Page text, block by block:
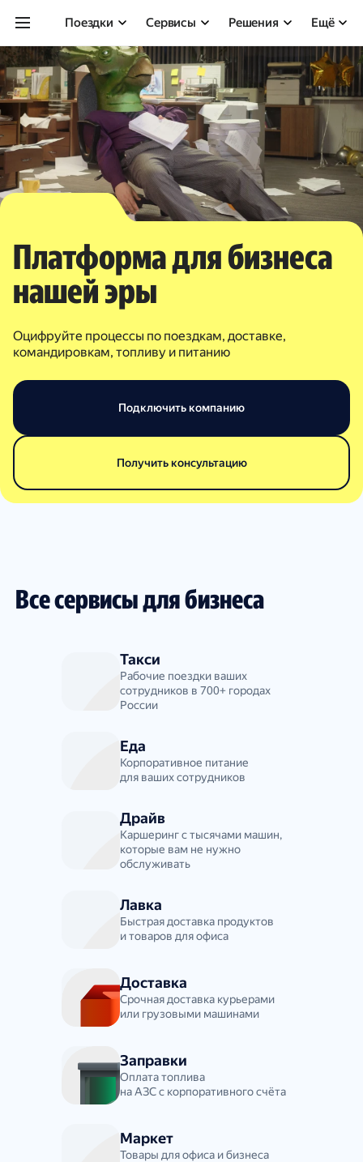
Поездки Сервисы Решения Ещё
Платформа для бизнеса
нашей эры
Оцифруйте процессы по поездкам, доставке,
командировкам, топливу и питанию
Подключить компанию
Получить консультацию
Все сервисы для бизнеса
Такси
Рабочие поездки ваших
сотрудников в 700+ городах
России
Еда
Корпоративное питание
для ваших сотрудников
Драйв
Каршеринг с тысячами машин,
которые вам не нужно
обслуживать
Лавка
Быстрая доставка продуктов
и товаров для офиса
Доставка
Срочная доставка курьерами
или грузовыми машинами
Заправки
Оплата топлива
на АЗС с корпоративного счёта
Маркет
Товары для офиса и бизнеса